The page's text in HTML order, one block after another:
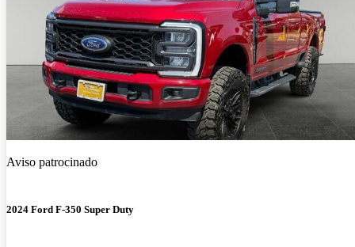
Aviso patrocinado
2024 Ford F-350 Super Duty